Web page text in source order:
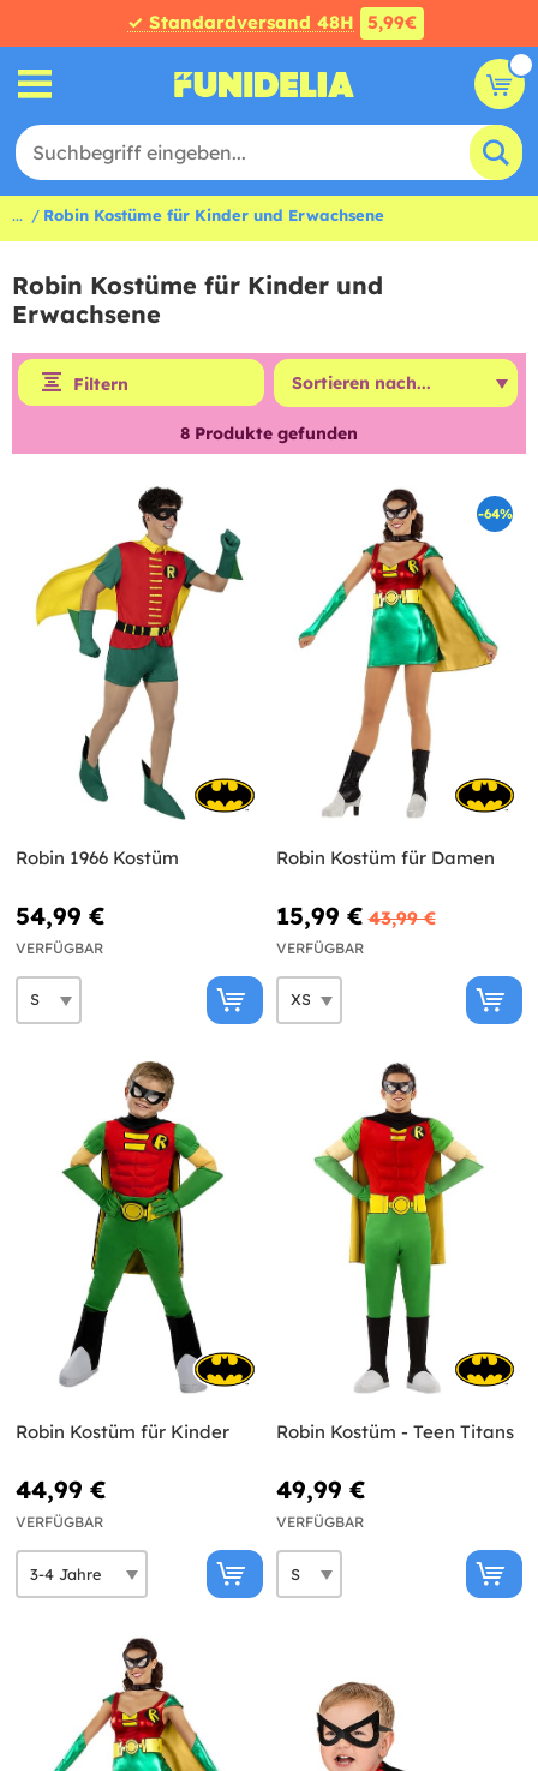
✓ Standardversand 48H 5,99€
... Robin Kostüme für Kinder und Erwachsene
Robin Kostüme für Kinder und
Erwachsene
Filtern
8 Produkte gefunden
Robin 1966 Kostüm
54,99 €
VERFÜGBAR
-64%
Robin Kostüm für Damen
15,99 € 43,99 €
VERFÜGBAR
Robin Kostüm für Kinder
44,99 €
VERFÜGBAR
Robin Kostüm - Teen Titans
49,99 €
VERFÜGBAR